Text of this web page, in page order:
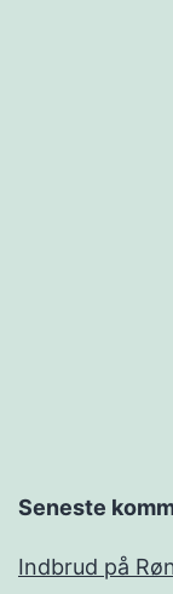
Seneste
Indbrud på